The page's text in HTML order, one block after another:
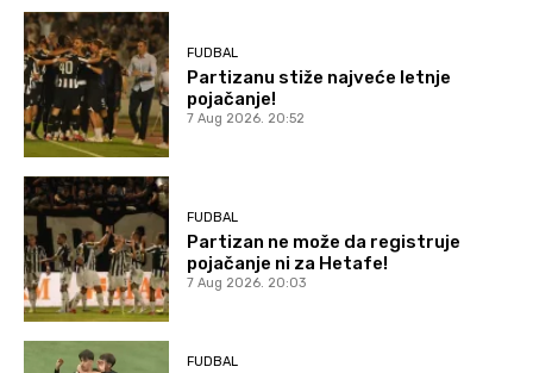
FUDBAL
Partizanu stiže najveće letnje
pojačanje!
7 Aug 2026. 20:52
FUDBAL
Partizan ne može da registruje
pojačanje ni za Hetafe!
7 Aug 2026. 20:03
FUDBAL